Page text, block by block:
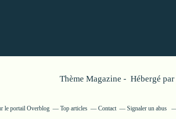
Thème Magazine - Hébergé par
le portail Overblog Top articles Contact Signaler un abus